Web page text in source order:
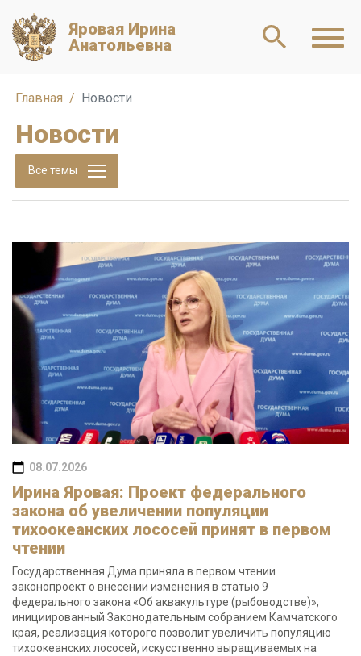
Яровая Ирина
Анатольевна
Главная Новости
Новости
Все темы
08.07.2026
Ирина Яровая: Проект федерального
закона об увеличении популяции
тихоокеанских лососей принят в первом
чтении
Государственная Дума приняла в первом чтении
законопроект о внесении изменения в статью 9
федерального закона «Об аквакультуре (рыбоводстве)»,
инициированный Законодательным собранием Камчатского
края, реализация которого позволит увеличить популяцию
тихоокеанских лососей, искусственно выращиваемых на